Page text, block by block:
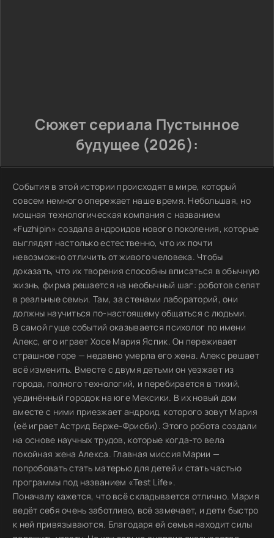
Сюжет сериала Пустынное
будущее (2026):
События в этой истории происходят в мире, который
совсем немного опережает наше время. Небольшая, но
мощная технологическая компания с названием
«Fuzhipin» создала андроидов нового поколения, которые
выглядят настолько естественно, что их почти
невозможно отличить от живого человека. Чтобы
доказать, что их творения способны вписаться в обычную
жизнь, фирма решается на необычный шаг: роботов селят
в реальные семьи. Там, за стенами лабораторий, они
должны научиться по-настоящему общаться с людьми.
В самой гуще событий оказывается психолог по имени
Алекс, его играет Хосе Мария Яспик. Он переживает
страшное горе — недавно умерла его жена. Алекс решает
всё изменить. Вместе с двумя детьми он уезжает из
города, полного технологий, и перебирается в тихий,
уединённый городок на юге Мексики. В их новый дом
вместе с ними приезжает андроид, которого зовут Мария
(её играет Астрид Берже-Фрисби). Этого робота создали
на основе научных трудов, которые когда-то вела
покойная жена Алекса. Главная миссия Марии —
попробовать стать матерью для детей и стать частью
программы под названием «Test Life».
Поначалу кажется, что всё складывается отлично. Мария
ведёт себя очень заботливо, всё замечает, и дети быстро
к ней привязываются. Благодаря ей семья находит силы